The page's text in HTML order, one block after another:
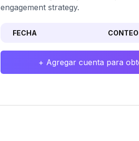
engagement strategy.
FECHA
+ Agregar cuenta para